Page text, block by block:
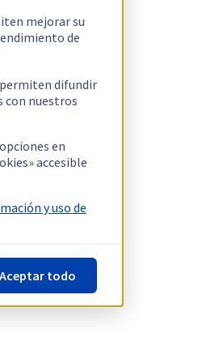
mejorar su
de
permiten difundir
con nuestros
en
accesible
y uso de
Aceptar todo